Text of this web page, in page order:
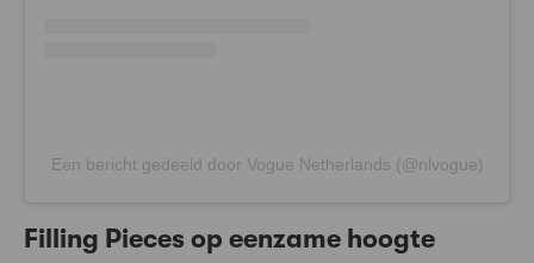
Een bericht gedeeld door Vogue Netherlands (@nlvogue)
Filling Pieces op eenzame hoogte